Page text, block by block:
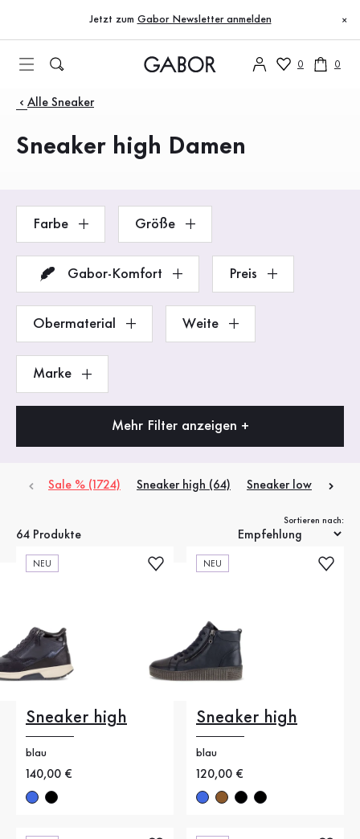
Zum Inhaltsverzeichnis
Zur Hauptnavigation
Jetzt zum Gabor Newsletter anmelden ×
0 0
Produkte
Alle Sneaker
Sneaker high Damen
Farbe Größe
Gabor-Komfort Preis
Obermaterial Weite
Marke
Mehr Filter anzeigen +
Sale % (1724) Sneaker high (64) Sneaker low (1040)
64 Produkte
Sortieren nach:
NEU
Sneaker high
blau
Neuer Preis
140,00 €
NEU
Sneaker high
blau
Neuer Preis
120,00 €